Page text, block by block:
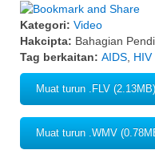
Kategori: Video
Hakcipta: Bahagian
Tag berkaitan: AIDS, HIV
Muat turun .FLV (2.13MB)
Muat turun .WMV